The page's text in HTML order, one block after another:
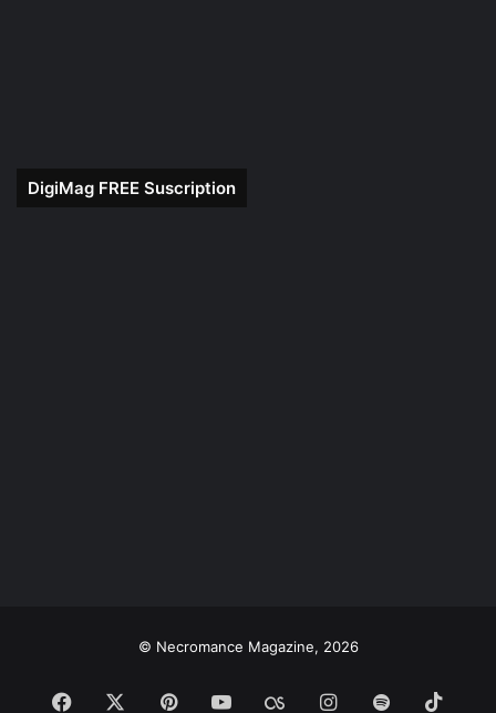
DigiMag FREE Suscription
© Necromance Magazine, 2026
Facebook PinterestYouTubeLast.FMInstagram
Spotify